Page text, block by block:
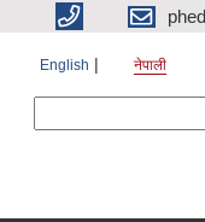
English नेपाली